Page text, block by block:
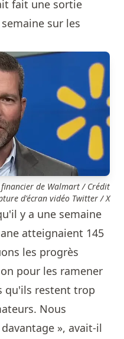
fait une sortie
sur les
de Walmart / Crédit
d'écran vidéo Twitter / X
y a une semaine
atteignaient 145
les progrès
pour les ramener
qu'ils restent trop
Nous
», avait-il